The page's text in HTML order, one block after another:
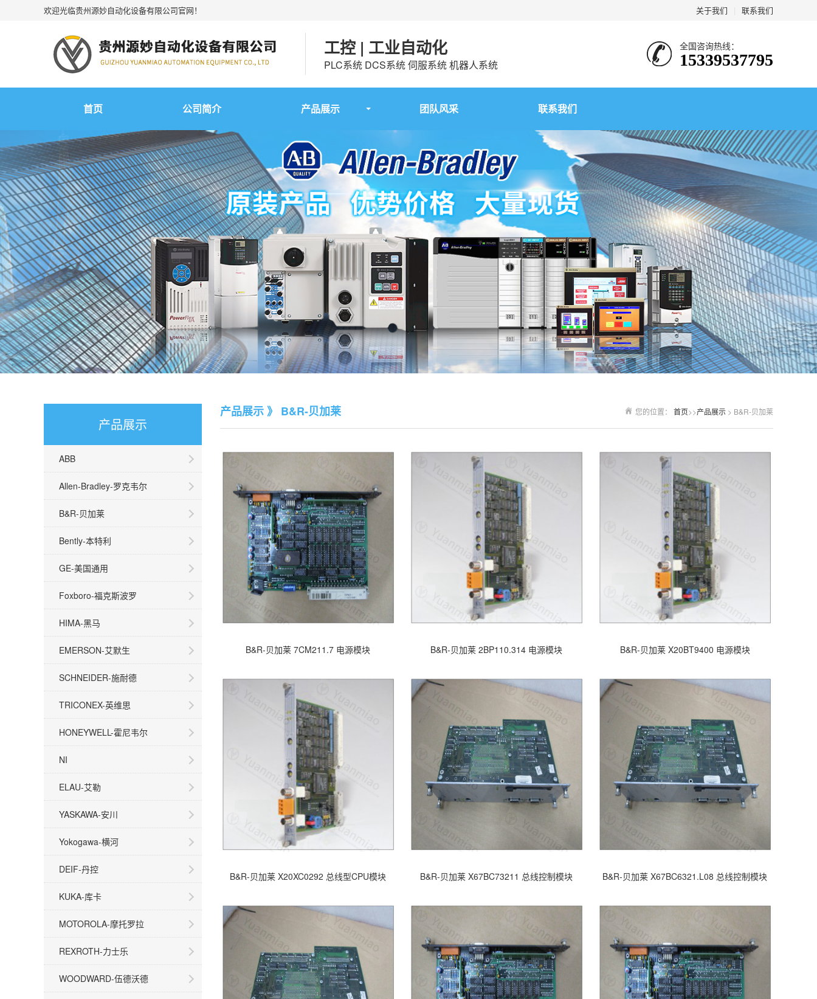
关于我们 联系我们
欢迎光临贵州源妙自动化设备有限公司官网！
工控 | 工业自动化
PLC系统 DCS系统 伺服系统 机器人系统
全国咨询热线：
15339537795
首页 公司简介 产品展示 团队风采 联系我们
产品展示
ABB
Allen-Bradley-罗克韦尔
B&R-贝加莱
Bently-本特利
GE-美国通用
Foxboro-福克斯波罗
HIMA-黑马
EMERSON-艾默生
SCHNEIDER-施耐德
TRICONEX-英维思
HONEYWELL-霍尼韦尔
NI
ELAU-艾勒
YASKAWA-安川
Yokogawa-横河
DEIF-丹控
KUKA-库卡
MOTOROLA-摩托罗拉
REXROTH-力士乐
WOODWARD-伍德沃德
您的位置： 首页>>产品展示 > B&R-贝加莱
产品展示 》 B&R-贝加莱
B&R-贝加莱 7CM211.7 电源模块 B&R-贝加莱 2BP110.314 电源模块 B&R-贝加莱 X20BT9400 电源模块
B&R-贝加莱 X20XC0292 总线型CPU模块 B&R-贝加莱 X67BC73211 总线控制模块 B&R-贝加莱 X67BC6321.L08 总线控制模块